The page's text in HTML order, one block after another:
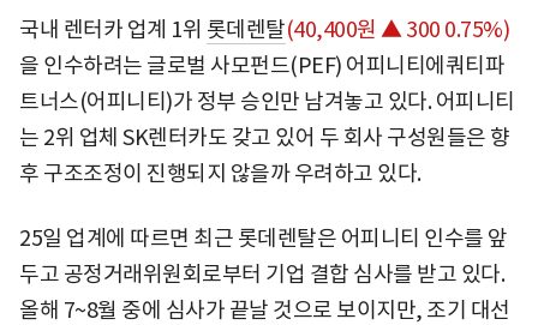
국내 렌터카 업계 1위 롯데렌탈(40,400원 ▲ 300 0.75%)
을 인수하려는 글로벌 사모펀드(PEF) 어피니티에쿼티파
트너스(어피니티)가 정부 승인만 남겨놓고 있다. 어피니티
는 2위 업체 SK렌터카도 갖고 있어 두 회사 구성원들은 향
후 구조조정이 진행되지 않을까 우려하고 있다.
25일 업계에 따르면 최근 롯데렌탈은 어피니티 인수를 앞
두고 공정거래위원회로부터 기업 결합 심사를 받고 있다.
올해 7~8월 중에 심사가 끝날 것으로 보이지만, 조기 대선